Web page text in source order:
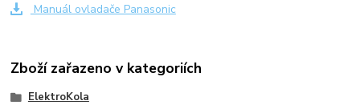
Manuál ovladače Panasonic
Zboží zařazeno v kategoriích
ElektroKola